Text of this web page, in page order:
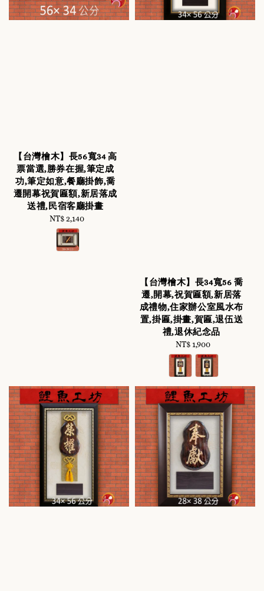
【台灣檜木】長56寬34 高
票當選,勝券在握,筆定成
功,筆定如意,餐廳掛飾,喬
遷開幕祝賀匾額,新居落成
送禮,民宿客廳掛畫
Regular
price
NT$ 2,140
【台灣檜木】長34寬56 喬
遷,開幕,祝賀匾額,新居落
成禮物,住家辦公室風水布
置,掛匾,掛畫,賀匾,退伍送
禮,退休紀念品
Regular
price
NT$ 1,900